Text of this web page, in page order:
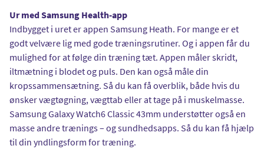
Ur med Samsung Health-app
Indbygget i uret er appen Samsung Heath. For mange er et
godt velvære lig med gode træningsrutiner. Og i appen får du
mulighed for at følge din træning tæt. Appen måler skridt,
iltmætning i blodet og puls. Den kan også måle din
kropssammensætning. Så du kan få overblik, både hvis du
ønsker vægtøgning, vægttab eller at tage på i muskelmasse.
Samsung Galaxy Watch6 Classic 43mm understøtter også en
masse andre trænings – og sundhedsapps. Så du kan få hjælp
til din yndlingsform for træning.